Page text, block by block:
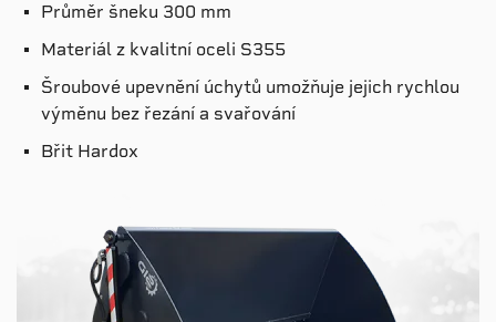
Průměr šneku 300 mm
Materiál z kvalitní oceli S355
Šroubové upevnění úchytů umožňuje jejich rychlou
výměnu bez řezání a svařování
Břit Hardox